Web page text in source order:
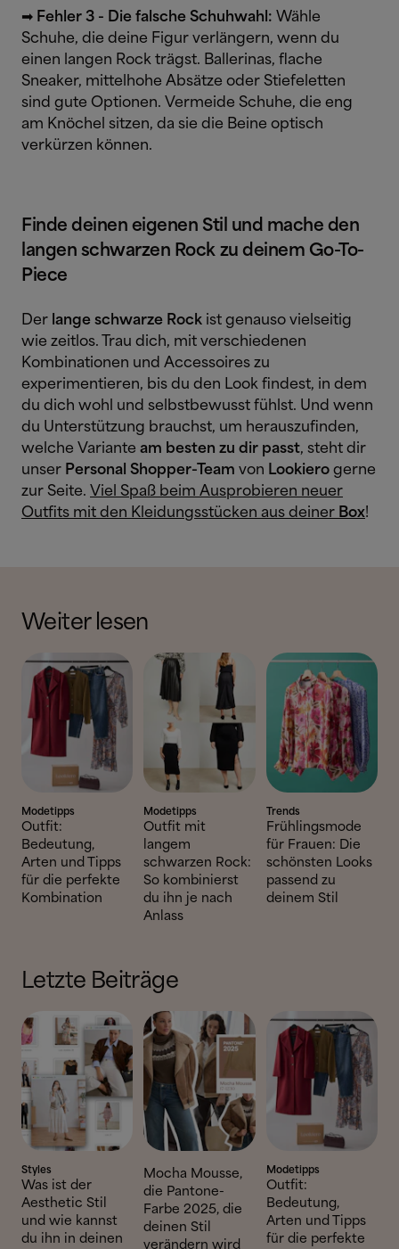
➡ Fehler 3 - Die falsche Schuhwahl: Wähle
Schuhe, die deine Figur verlängern, wenn du
einen langen Rock trägst. Ballerinas, flache
Sneaker, mittelhohe Absätze oder Stiefeletten
sind gute Optionen. Vermeide Schuhe, die eng
am Knöchel sitzen, da sie die Beine optisch
verkürzen können.
Finde deinen eigenen Stil und mache den
langen schwarzen Rock zu deinem Go-To-
Piece
Der lange schwarze Rock ist genauso vielseitig
wie zeitlos. Trau dich, mit verschiedenen
Kombinationen und Accessoires zu
experimentieren, bis du den Look findest, in dem
du dich wohl und selbstbewusst fühlst. Und wenn
du Unterstützung brauchst, um herauszufinden,
welche Variante am besten zu dir passt, steht dir
unser Personal Shopper-Team von Lookiero gerne
zur Seite. Viel Spaß beim Ausprobieren neuer
Outfits mit den Kleidungsstücken aus deiner Box!
Weiter lesen
Modetipps
Outfit:
Bedeutung,
Arten und Tipps
für die perfekte
Kombination
Modetipps
Outfit mit
langem
schwarzen Rock:
So kombinierst
du ihn je nach
Anlass
Trends
Frühlingsmode
für Frauen: Die
schönsten Looks
passend zu
deinem Stil
Letzte Beiträge
Styles
Was ist der
Aesthetic Stil
und wie kannst
du ihn in deinen
Mocha Mousse,
die Pantone-
Farbe 2025, die
deinen Stil
verändern wird
Modetipps
Outfit:
Bedeutung,
Arten und Tipps
für die perfekte